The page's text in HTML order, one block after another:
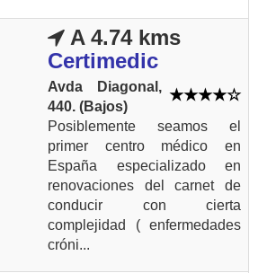
A 4.74 kms
Certimedic
Avda Diagonal,
440. (Bajos)
Posiblemente seamos el
primer centro médico en
España especializado en
renovaciones del carnet de
conducir con cierta
complejidad ( enfermedades
cróni...